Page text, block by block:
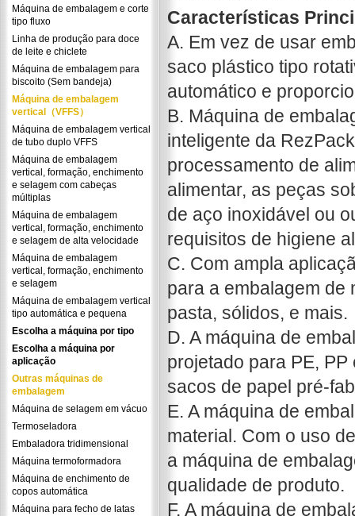
Máquina de embalagem e corte
tipo fluxo
Linha de produção para doce
de leite e chiclete
Máquina de embalagem para
biscoito (Sem bandeja)
Máquina de embalagem
vertical（VFFS）
Máquina de embalagem vertical
de tubo duplo VFFS
Máquina de embalagem
vertical, formação, enchimento
e selagem com cabeças
múltiplas
Máquina de embalagem
vertical, formação, enchimento
e selagem de alta velocidade
Máquina de embalagem
vertical, formação, enchimento
e selagem
Máquina de embalagem vertical
tipo automática e pequena
Escolha a máquina por tipo
Escolha a máquina por
aplicação
Outras máquinas de
embalagem
Máquina de selagem em vácuo
Termoseladora
Embaladora tridimensional
Máquina termoformadora
Máquina de enchimento de
copos automática
Máquina para fecho de latas
Características
A. Em vez de usar
saco plástico tipo
automático e
B. Máquina de
inteligente da
processamento de
alimentar, as peças
de aço inoxidável ou
requisitos de higiene
C. Com ampla
para a embalagem de
pasta, sólidos, e mais.
D. A máquina de
projetado para PE,
sacos de papel pré-
E. A máquina de
material. Com o uso
a máquina de
qualidade de produto.
F. A máquina de